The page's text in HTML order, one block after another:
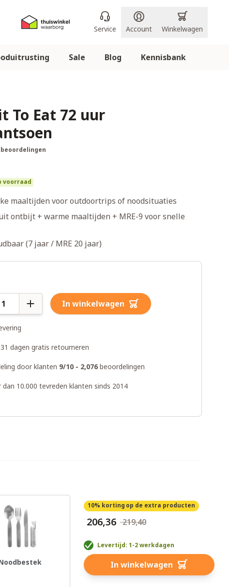
Sale Blog Kennisbank
Service Account Winkelwagen
To Eat 72 uur
beoordelingen
voorraad
maaltijden voor outdoortrips of noodsituaties
ontbijt + warme maaltijden + MRE-9 voor snelle
(7 jaar / MRE 20 jaar)
In winkelwagen
dagen gratis retourneren
door klanten 9/10 - 2,076beoordelingen
dan 10.000 tevreden klanten sinds 2014
10% korting op de extra producten
€ 206,36€ 219,40
Levertijd: 1-2 werkdagen
In winkelwagen